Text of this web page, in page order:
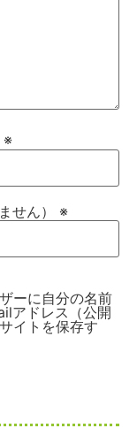
※
せん） ※
ーに自分の名前
アドレス（公開
イトを保存す